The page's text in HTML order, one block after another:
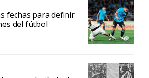
fechas para definir
del fútbol